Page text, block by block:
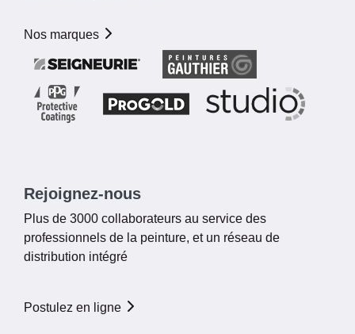
Nos marques
Rejoignez-nous
Plus de 3000 collaborateurs au service des
professionnels de la peinture, et un réseau de
distribution intégré
Postulez en ligne